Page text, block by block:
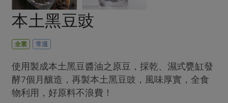
美妝保養 個人清潔
家庭清潔
日用品
防災用品
最新產品
主題食譜
養身食補
節慶大餐
2024農業發展計畫年度報告
更多議題活動
把最好的台灣味帶回家！
生活者e週報
綠主張月刊
典藏閱覽室
社務專區
選舉專區
最新消息
媒體報導
下載專區
本土黑豆豉
全素 常溫
使用製成本土黑豆醬油之原豆，採乾、濕式甕缸發
酵7個月釀造，再製本土黑豆豉，風味厚實，全食
物利用，好原料不浪費！